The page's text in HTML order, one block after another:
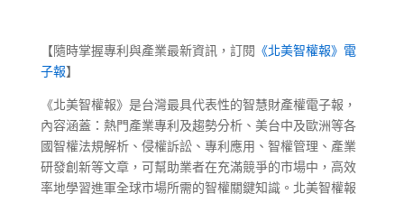
【隨時掌握專利與產業最新資訊，訂閱 《北美智權報》電
子報】
《北美智權報》是台灣最具代表性的智慧財產權電子報，
內容涵蓋：熱門產業專利及趨勢分析、美台中及歐洲等各
國智權法規解析、侵權訴訟、專利應用、智權管理、產業
研發創新等文章，可幫助業者在充滿競爭的市場中，高效
率地學習進軍全球市場所需的智權關鍵知識。北美智權報